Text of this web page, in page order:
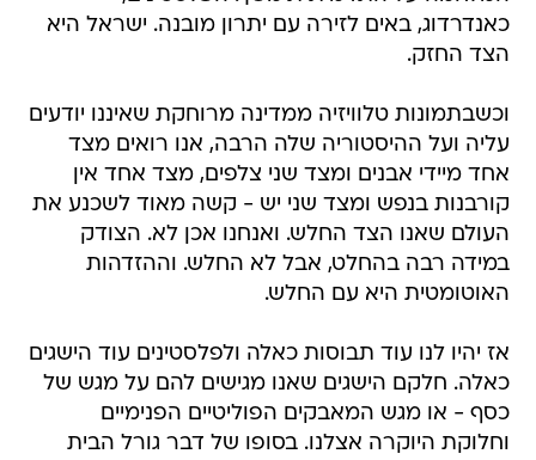
כאנדרדוג, באים לזירה עם יתרון מובנה. ישראל היא
הצד החזק.
וכשבתמונות טלוויזיה ממדינה מרוחקת שאיננו יודעים
עליה ועל ההיסטוריה שלה הרבה, אנו רואים מצד
אחד מיידי אבנים ומצד שני צלפים, מצד אחד אין
קורבנות בנפש ומצד שני יש - קשה מאוד לשכנע את
העולם שאנו הצד החלש. ואנחנו אכן לא. הצודק
במידה רבה בהחלט, אבל לא החלש. וההזדהות
האוטומטית היא עם החלש.
אז יהיו לנו עוד תבוסות כאלה ולפלסטינים עוד הישגים
כאלה. חלקם הישגים שאנו מגישים להם על מגש של
כסף - או מגש המאבקים הפוליטיים הפנימיים
וחלוקת היוקרה אצלנו. בסופו של דבר גורל הבית